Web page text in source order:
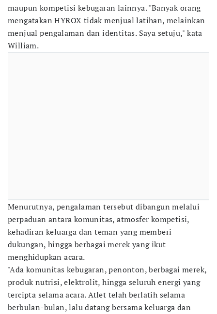
maupun kompetisi kebugaran lainnya. "Banyak orang
mengatakan HYROX tidak menjual latihan, melainkan
menjual pengalaman dan identitas. Saya setuju," kata
William.
Menurutnya, pengalaman tersebut dibangun melalui
perpaduan antara komunitas, atmosfer kompetisi,
kehadiran keluarga dan teman yang memberi
dukungan, hingga berbagai merek yang ikut
menghidupkan acara.
"Ada komunitas kebugaran, penonton, berbagai merek,
produk nutrisi, elektrolit, hingga seluruh energi yang
tercipta selama acara. Atlet telah berlatih selama
berbulan-bulan, lalu datang bersama keluarga dan